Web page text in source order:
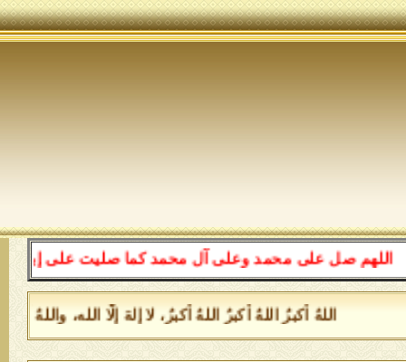
صل على محمد وعلى آل محمد كما صليت على إبراهيم
اللهُ أكبرُ اللهُ أكبرُ اللهُ أكبرُ، لا إلهَ إلَّا الله،